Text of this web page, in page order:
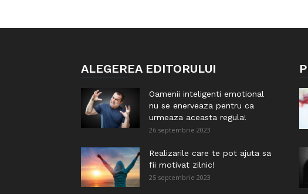
ALEGEREA EDITORULUI
Oamenii inteligenti emotional
nu se enerveaza pentru ca
urmeaza aceasta regula!
26 septembrie 2023
Realizarile care te pot ajuta sa
fii motivat zilnic!
25 septembrie 2023